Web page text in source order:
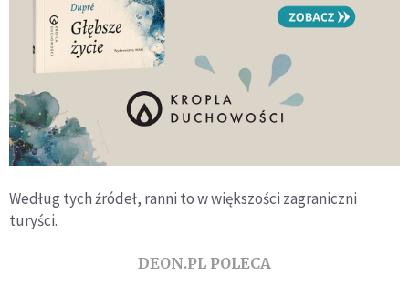
Według tych źródeł, ranni to w większości zagraniczni
turyści.
DEON.PL POLECA